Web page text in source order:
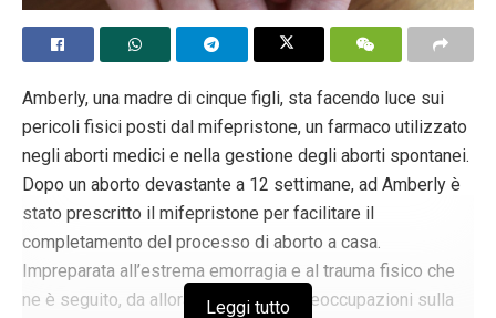
Amberly, una madre di cinque figli, sta facendo luce sui
pericoli fisici posti dal mifepristone, un farmaco utilizzato
negli aborti medici e nella gestione degli aborti spontanei.
Dopo un aborto devastante a 12 settimane, ad Amberly è
stato prescritto il mifepristone per facilitare il
completamento del processo di aborto a casa.
Impreparata all’estrema emorragia e al trauma fisico che
ne è seguito, da allora ha sollevato preoccupazioni sulla
Leggi tutto